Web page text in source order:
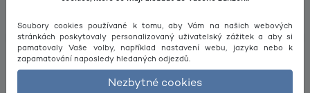
Soubory cookies používané k tomu, aby Vám na našich webových
stránkách poskytovaly personalizovaný uživatelský zážitek a aby si
pamatovaly Vaše volby, například nastavení webu, jazyka nebo k
zapamatování naposledy hledaných odjezdů.
Nezbytné cookies
31
Hradiště